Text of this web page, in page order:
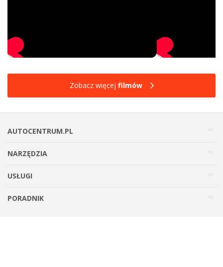
Zobacz więcej filmów
AUTOCENTRUM.PL
NARZĘDZIA
USŁUGI
PORADNIK